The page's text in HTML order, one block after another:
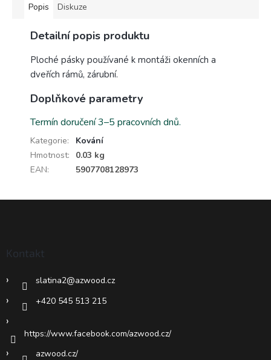
Popis Diskuze
Detailní popis produktu
Ploché pásky používané k montáži okenních a
dveřích rámů, zárubní.
Doplňkové parametry
Termín doručení 3–5 pracovních dnů.
Kategorie:
Kování
Hmotnost:
0.03 kg
EAN: 5907708128973
Kontakt
slatina2@azwood.cz
+420 545 513 215
https://www.facebook.com/azwood.cz/
azwood.cz/